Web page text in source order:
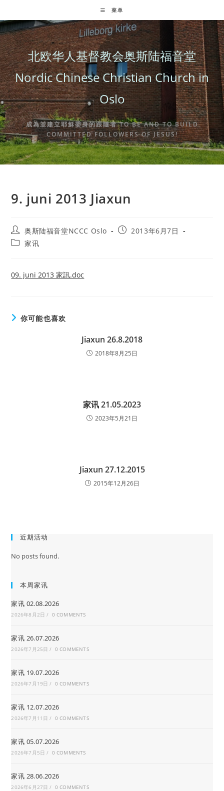
to
content
菜单
北欧华人基督教会奥斯陆福音堂
Nordic Chinese Christian Church in
Oslo
成為並建立耶穌委身的跟隨者 TO BE AND TO BUILD
COMMITTED FOLLOWERS OF JESUS!
9. juni 2013 Jiaxun
Post
author:
奥斯陆福音堂NCCC Oslo
Post2013年6月7日
Post家讯
09. juni 2013 家訊.doc
你可能也喜欢
Jiaxun 26.8.2018
2018年8月25日
家讯 21.05.2023
2023年5月21日
Jiaxun 27.12.2015
2015年12月26日
近期活动
No posts found.
本周家讯
家讯 02.08.2026
2026年8月2日 / 0 COMMENTS
家讯 26.07.2026
2026年7月25日 / 0 COMMENTS
家讯 19.07.2026
2026年7月19日 / 0 COMMENTS
家讯 12.07.2026
2026年7月11日 / 0 COMMENTS
家讯 05.07.2026
2026年7月5日 / 0 COMMENTS
家讯 28.06.2026
2026年6月27日 / 0 COMMENTS